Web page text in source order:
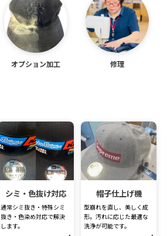
オプション加工 修理
シミ・色抜け対応
通常シミ抜き・特殊シミ
抜き・色染め対応で解決
します。
帽子仕上げ機
型崩れを直し、美しく成
形。汚れに応じた最適な
洗浄が可能です。